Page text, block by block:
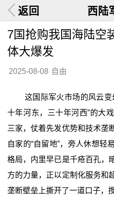
返回 西陆
7国抢购我国海陆空
体大爆发
2025-08-08 自由
这国际军火市场的风云
十年河东，三十年河西”的大
三家，仗着先发优势和技术垄
自家的“自留地”，旁人休想轻
格局，内里早已是千疮百孔，
方的力量，正以定制化服务和
垄断壁垒上撕开了一道口子，